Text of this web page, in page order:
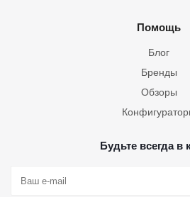
Помощь
Блог
Бренды
Обзоры
Будьте всегда в